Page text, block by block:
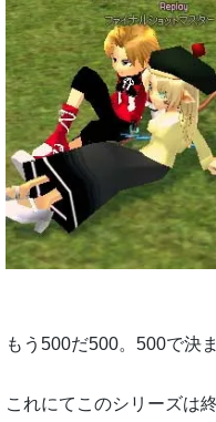
もう500だ500。500で決ま
これにてこのシリーズは